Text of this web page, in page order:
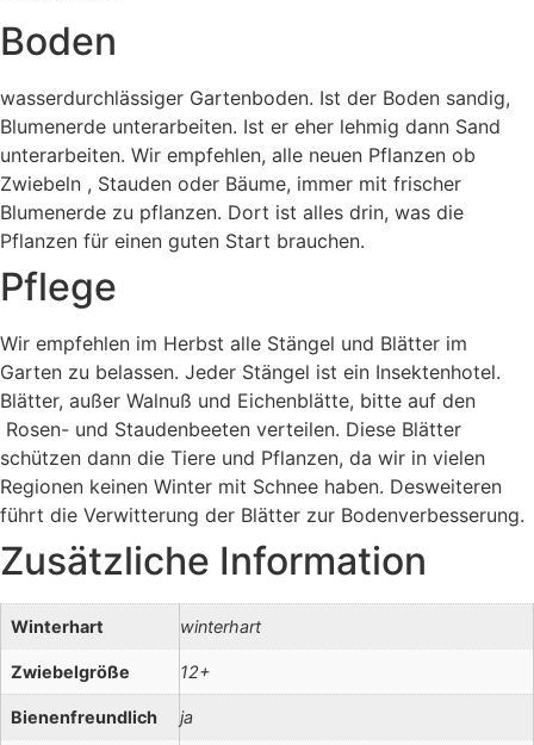
Boden
wasserdurchlässiger Gartenboden. Ist der Boden sandig,
Blumenerde unterarbeiten. Ist er eher lehmig dann Sand
unterarbeiten. Wir empfehlen, alle neuen Pflanzen ob
Zwiebeln , Stauden oder Bäume, immer mit frischer
Blumenerde zu pflanzen. Dort ist alles drin, was die
Pflanzen für einen guten Start brauchen.
Pflege
Wir empfehlen im Herbst alle Stängel und Blätter im
Garten zu belassen. Jeder Stängel ist ein Insektenhotel.
Blätter, außer Walnuß und Eichenblätte, bitte auf den
Rosen- und Staudenbeeten verteilen. Diese Blätter
schützen dann die Tiere und Pflanzen, da wir in vielen
Regionen keinen Winter mit Schnee haben. Desweiteren
führt die Verwitterung der Blätter zur Bodenverbesserung.
Zusätzliche Information
Winterhart winterhart
Zwiebelgröße 12+
Bienenfreundlich ja